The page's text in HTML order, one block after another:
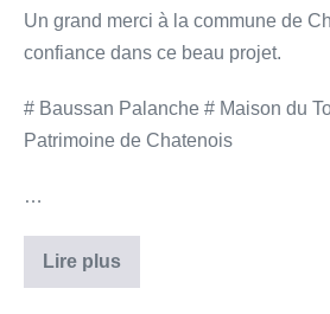
Un grand merci à la commune de
confiance dans ce beau projet.
# Baussan Palanche # Maison du
Patrimoine de Chatenois
…
Lire plus